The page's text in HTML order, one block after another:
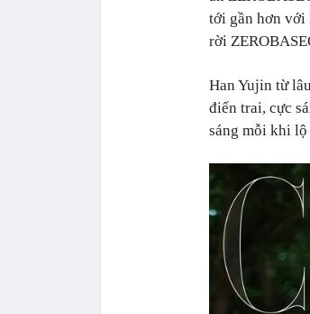
tới gần hơn với
rời
Han Yujin từ
điển trai, cực
sáng mỗi khi